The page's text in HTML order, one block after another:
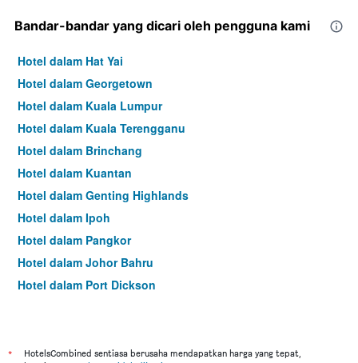
Bandar-bandar yang dicari oleh pengguna kami
Hotel dalam Hat Yai
Hotel dalam Georgetown
Hotel dalam Kuala Lumpur
Hotel dalam Kuala Terengganu
Hotel dalam Brinchang
Hotel dalam Kuantan
Hotel dalam Genting Highlands
Hotel dalam Ipoh
Hotel dalam Pangkor
Hotel dalam Johor Bahru
Hotel dalam Port Dickson
*
HotelsCombined sentiasa berusaha mendapatkan harga yang tepat,